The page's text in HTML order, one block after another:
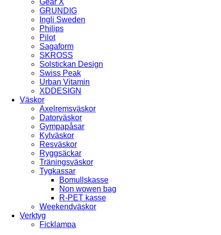
Gear X
GRUNDIG
Ingli Sweden
Philips
Pilot
Sagaform
SKROSS
Solstickan Design
Swiss Peak
Urban Vitamin
XDDESIGN
Väskor
Axelremsväskor
Datorväskor
Gympapåsar
Kylväskor
Resväskor
Ryggsäckar
Träningsväskor
Tygkassar
Bomullskasse
Non wowen bag
R-PET kasse
Weekendväskor
Verktyg
Ficklampa